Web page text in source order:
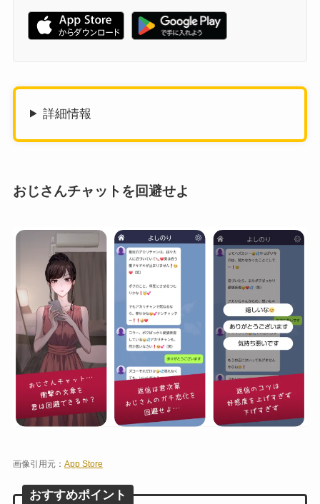
詳細情報
おじさんチャットを回避せよ
画像引用元： App Store
おすすめポイント